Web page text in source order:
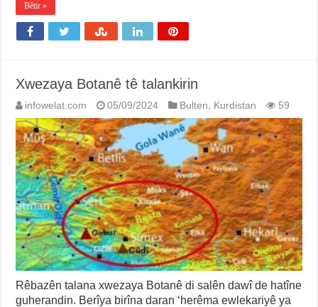
Bêtir »
Xwezaya Botanê tê talankirin
infowelat.com 05/09/2024 Bulten, Kurdistan 59
Rêbazên talana xwezaya Botanê di salên dawî de hatîne
guherandin. Berîya birîna daran ‘herêma ewlekariyê ya